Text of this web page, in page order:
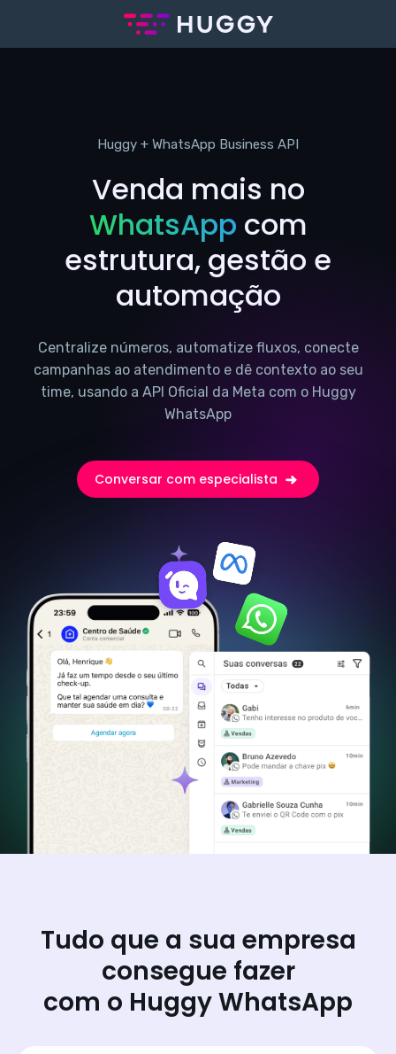
Huggy + WhatsApp Business API
Venda mais no
WhatsApp com
estrutura, gestão e
automação
Centralize números, automatize fluxos, conecte
campanhas ao atendimento e dê contexto ao seu
time, usando a API Oficial da Meta com o Huggy
WhatsApp
Conversar com especialista
Tudo que a sua empresa
consegue fazer
com o Huggy WhatsApp